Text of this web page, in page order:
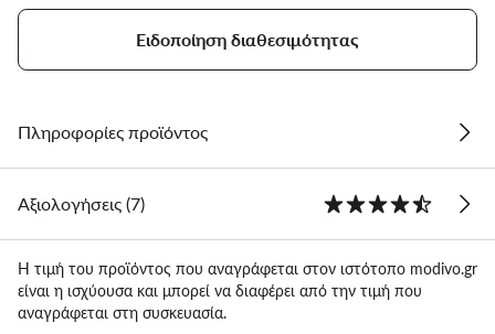
Ειδοποίηση διαθεσιμότητας
Πληροφορίες προϊόντος
Αξιολογήσεις (7)
Η τιμή του προϊόντος που αναγράφεται στον ιστότοπο modivo.gr
είναι η ισχύουσα και μπορεί να διαφέρει από την τιμή που
αναγράφεται στη συσκευασία.